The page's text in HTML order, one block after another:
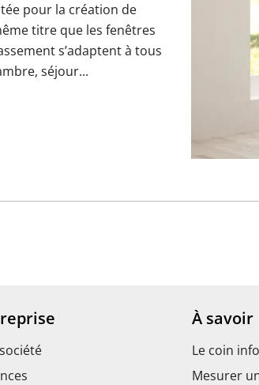
pour la création de
titre que les fenêtres
s’adaptent à tous
séjour...
À savoir
Le coin info
Mesurer